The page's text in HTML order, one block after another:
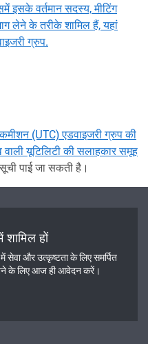
इसके वर्तमान सदस्य, मीटिंग
लेने के तरीके शामिल हैं, यहां
ग्रुप.
(UTC) एडवाइजरी ग्रुप की
वाली यूटिलिटी की सलाहकार समूह
पाई जा सकती है।
शामिल हों
सेवा और उत्कृष्टता के लिए समर्पित
के लिए आज ही आवेदन करें।